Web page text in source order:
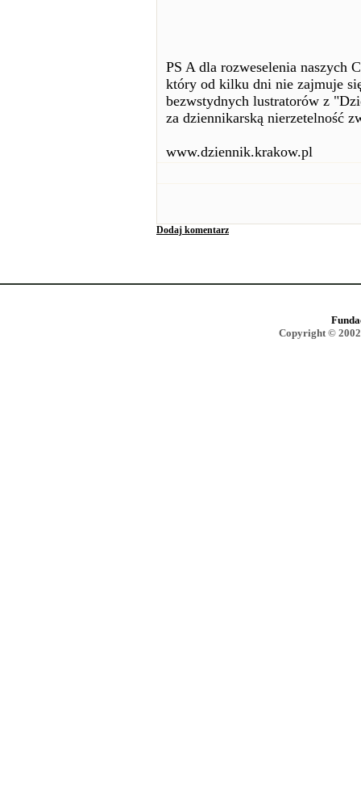
PS A dla rozweselenia naszych
który od kilku dni nie zajmuje
bezwstydnych lustratorów z
za dziennikarską nierzetelność
www.dziennik.krakow.pl
Dodaj komentarz
Copyright ©